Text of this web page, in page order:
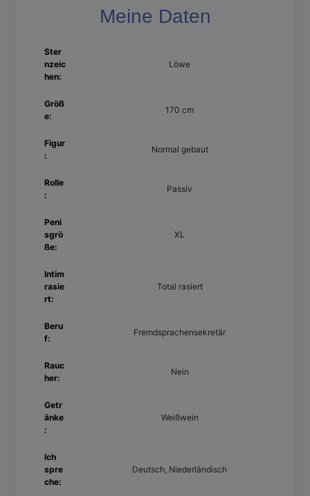
Meine Daten
Ster
nzeic
hen:
Löwe
Größ
e:
170 cm
Figur
:
Normal gebaut
Rolle
:
Passiv
Peni
sgrö
ße:
XL
Intim
rasie
rt:
Total rasiert
Beru
f:
Fremdsprachensekretär
Rauc
her:
Nein
Getr
änke
:
Weißwein
Ich
spre
che:
Deutsch, Niederländisch